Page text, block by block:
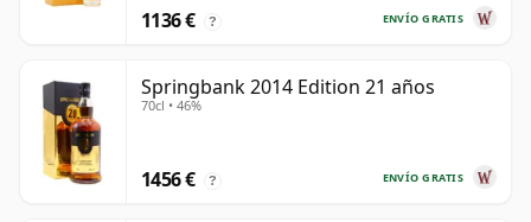
ENVÍO GRATIS
1136 € ?
Springbank 2014 Edition 21 años
70cl • 46%
ENVÍO GRATIS
1456 € ?